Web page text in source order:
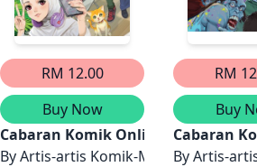
RM 12.00
Buy Now
Cabaran Komik Online Malaysia
ByArtis-artis Komik-M
RM
Buy
Cabaran
ByArtis-